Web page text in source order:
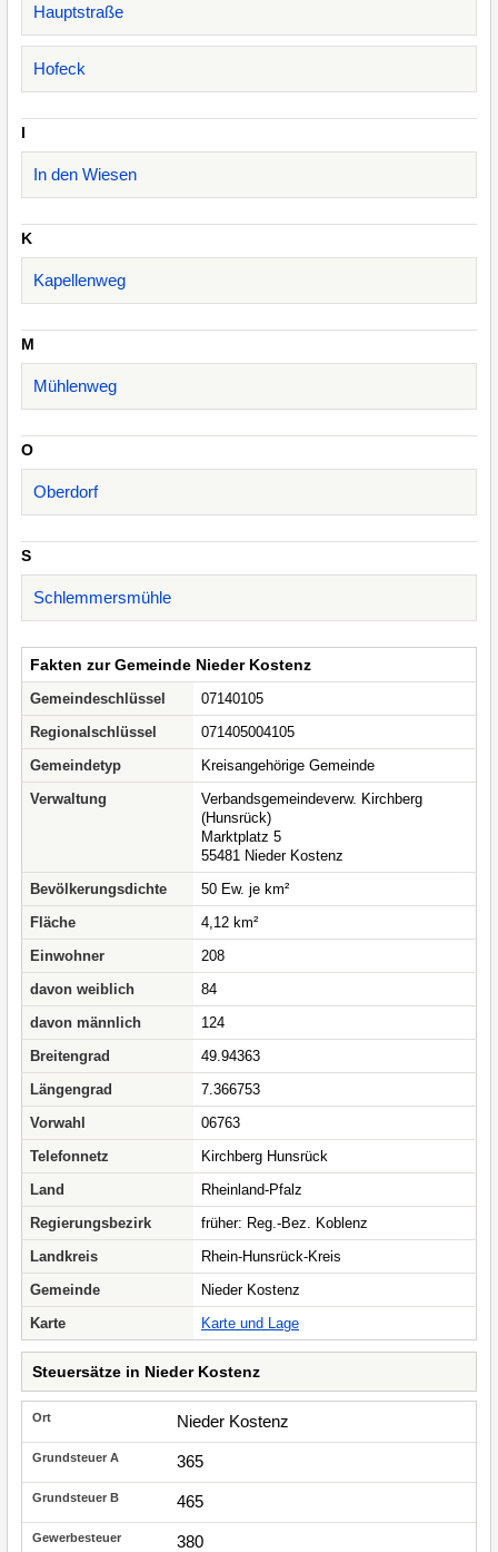
Hauptstraße
Hofeck
I
In den Wiesen
K
Kapellenweg
M
Mühlenweg
O
Oberdorf
S
Schlemmersmühle
Fakten zur Gemeinde Nieder Kostenz
Gemeindeschlüssel
07140105
Regionalschlüssel
071405004105
Gemeindetyp
Kreisangehörige Gemeinde
Verwaltung
Verbandsgemeindeverw. Kirchberg
(Hunsrück)
Marktplatz 5
55481 Nieder Kostenz
Bevölkerungsdichte
50 Ew. je km²
Fläche
4,12 km²
Einwohner
208
davon weiblich
84
davon männlich
124
Breitengrad
49.94363
Längengrad
7.366753
Vorwahl
06763
Telefonnetz
Kirchberg Hunsrück
Land
Rheinland-Pfalz
Regierungsbezirk
früher: Reg.-Bez. Koblenz
Landkreis
Rhein-Hunsrück-Kreis
Gemeinde
Nieder Kostenz
Karte
Karte und Lage
Steuersätze in Nieder Kostenz
Nieder Kostenz
365
465
380